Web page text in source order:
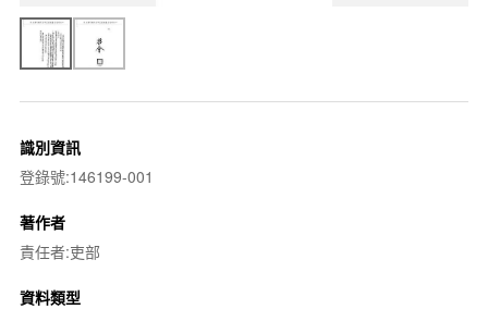
識別資訊
登錄號:146199-001
著作者
責任者:吏部
資料類型